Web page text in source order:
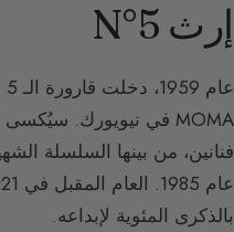
إرث N°5
بالذكرى المئوية لإبداعه.